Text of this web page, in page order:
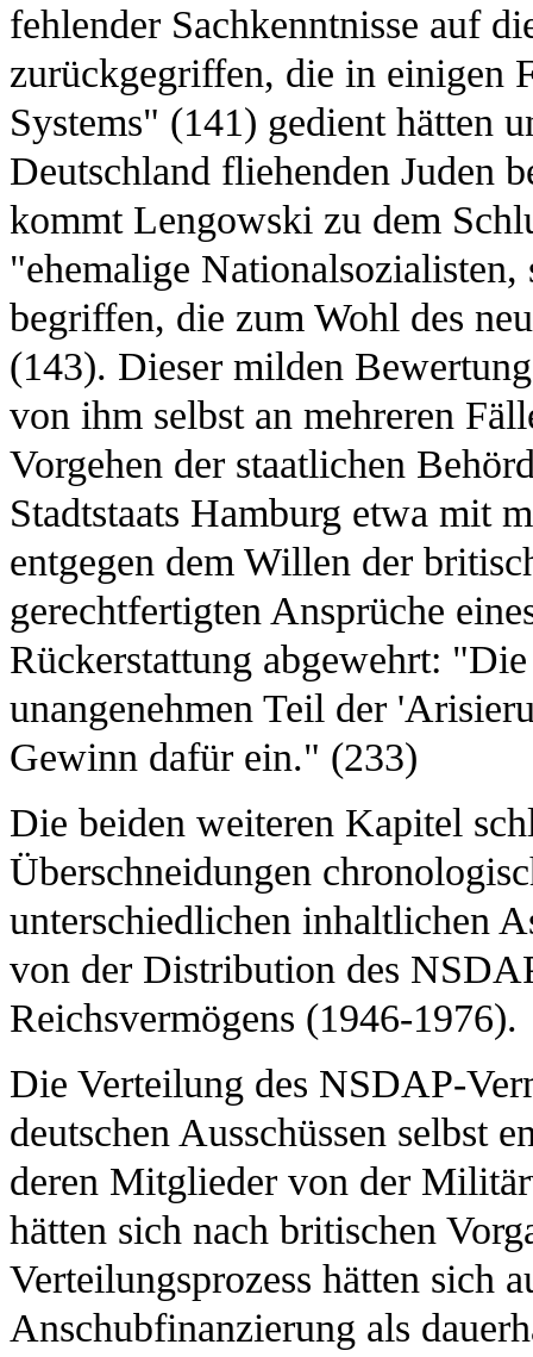
fehlender Sachkenntnisse auf
zurückgegriffen, die in einigen
Systems" (141) gedient hätten
Deutschland fliehenden Juden
kommt Lengowski zu dem
"ehemalige Nationalsozialisten,
begriffen, die zum Wohl des
(143). Dieser milden
von ihm selbst an mehreren
Vorgehen der staatlichen
Stadtstaats Hamburg etwa mit
entgegen dem Willen der
gerechtfertigten Ansprüche
Rückerstattung abgewehrt:
unangenehmen Teil der
Gewinn dafür ein." (233)
Die beiden weiteren Kapitel
Überschneidungen
unterschiedlichen inhaltlichen
von der Distribution des
Reichsvermögens (1946-1976).
Die Verteilung des NSDAP-
deutschen Ausschüssen selbst
deren Mitglieder von der
hätten sich nach britischen
Verteilungsprozess hätten sich
Anschubfinanzierung als